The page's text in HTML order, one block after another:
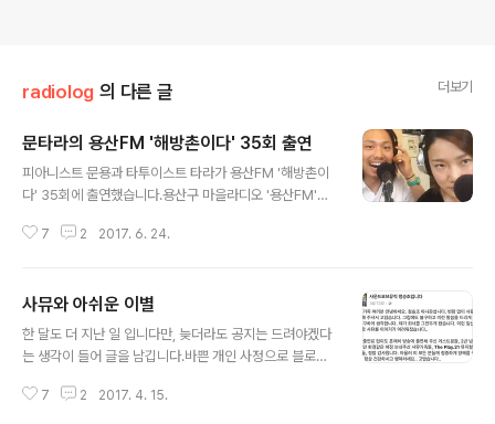
radiolog 의 다른 글 더보기
문타라의 용산FM '해방촌이다' 35회 출연
피아니스트 문용과 타투이스트 타라가 용산FM '해방촌이
다' 35회에 출연했습니다.용산구 마을라디오 '용산FM'의
를 나누는 방송입니다.저희는 주민 자격으로 방송에 출연,
고생하신 황혜원 국장님, DJ 한도리 님, 그리고 기술 김의
영 님께 감사의 말씀을 전합니다. 그럼, 문타라가 출연한
'해방촌이다' 한번 들어보시기 바랍니다 :) http://www.p
M에서 새로운 진행자를 찾고 계시는데 저희가 표적이 되
7 2 2017. 6. 24.
사뮤와 아쉬운 이별
한 달도 더 지난 일 입니다만, 늦더라도 공지는 드려야겠다
는 생각이 들어 글을 남깁니다.바쁜 개인 사정으로 블로그
으로 부터 전화가 왔습니다.그 주말에 '다정(多情)한 영화
7 2 2017. 4. 15.